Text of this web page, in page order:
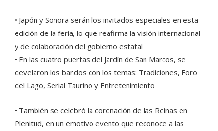
• Japón y Sonora serán los invitados especiales en esta
edición de la feria, lo que reafirma la visión internacional
y de colaboración del gobierno estatal
• ⁠En las cuatro puertas del Jardín de San Marcos, se
develaron los bandos con los temas: Tradiciones, Foro
del Lago, Serial Taurino y Entretenimiento
• También se celebró la coronación de las Reinas en
Plenitud, en un emotivo evento que reconoce a las